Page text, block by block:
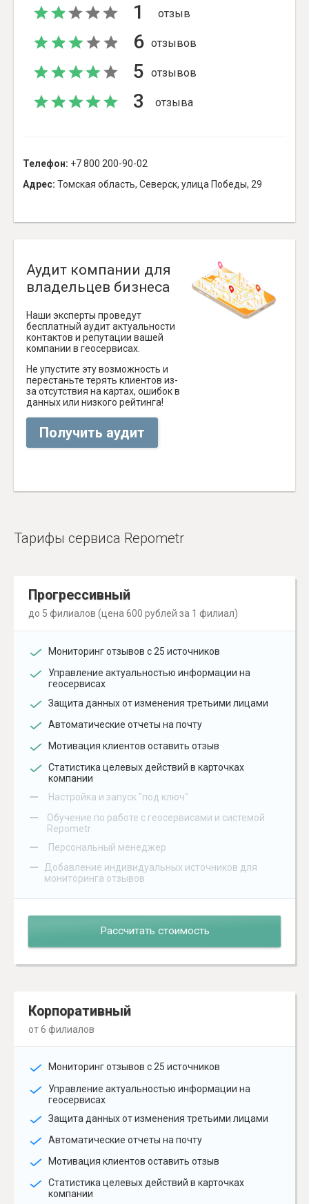
1 отзыв
6 отзывов
5 отзывов
3 отзыва
Телефон: +7 800 200-90-02
Адрес: Томская область, Северск, улица Победы, 29
Аудит компании для
владельцев бизнеса
Наши эксперты проведут
бесплатный аудит актуальности
контактов и репутации вашей
компании в геосервисах.
Не упустите эту возможность и
перестаньте терять клиентов из-
за отсутствия на картах, ошибок в
данных или низкого рейтинга!
Получить аудит
Тарифы сервиса Repometr
Прогрессивный
до 5 филиалов (цена 600 рублей за 1 филиал)
Мониторинг отзывов с 25 источников
Управление актуальностью информации на
геосервисах
Защита данных от изменения третьими лицами
Автоматические отчеты на почту
Мотивация клиентов оставить отзыв
Статистика целевых действий в карточках
компании
– Настройка и запуск "под ключ"
–
Обучение по работе с геосервисами и системой
Repometr
– Персональный менеджер
–
Добавление индивидуальных источников для
мониторинга отзывов
Рассчитать стоимость
Корпоративный
от 6 филиалов
Мониторинг отзывов с 25 источников
Управление актуальностью информации на
геосервисах
Защита данных от изменения третьими лицами
Автоматические отчеты на почту
Мотивация клиентов оставить отзыв
Статистика целевых действий в карточках
компании